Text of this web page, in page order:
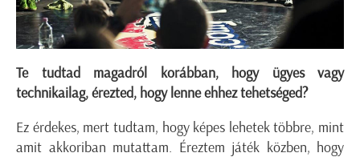
Te tudtad magadról korábban, hogy ügyes vagy
technikailag, érezted, hogy lenne ehhez tehetséged?
Ez érdekes, mert tudtam, hogy képes lehetek többre, mint
amit akkoriban mutattam. Éreztem játék közben, hogy